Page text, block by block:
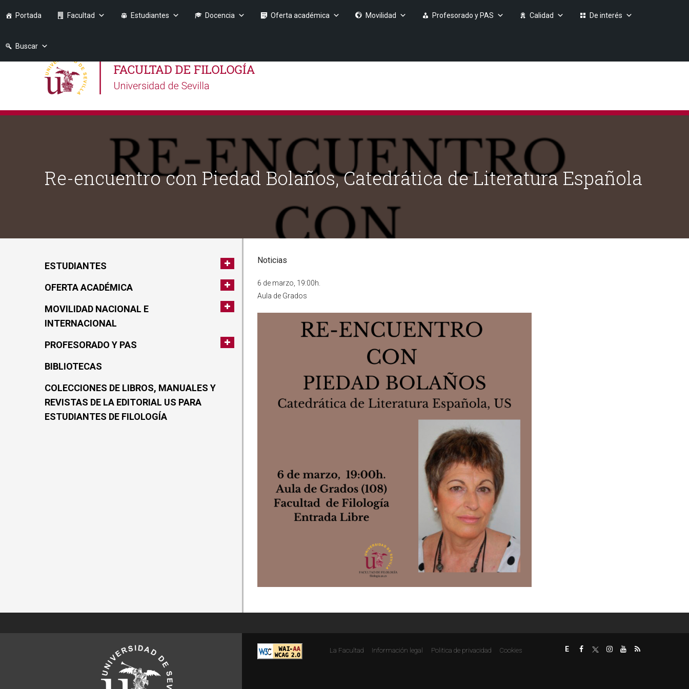
Portada Facultad Estudiantes Docencia Oferta académica Movilidad Profesorado y PAS Calidad De interés
Buscar
Re-encuentro con Piedad Bolaños, Catedrática de Literatura Española
ESTUDIANTES
OFERTA ACADÉMICA
MOVILIDAD NACIONAL E
INTERNACIONAL
PROFESORADO Y PAS
BIBLIOTECAS
COLECCIONES DE LIBROS, MANUALES Y
REVISTAS DE LA EDITORIAL US PARA
ESTUDIANTES DE FILOLOGÍA
Noticias
6 de marzo, 19:00h.
Aula de Grados
La Facultad Información legal Politica de privacidad Cookies E